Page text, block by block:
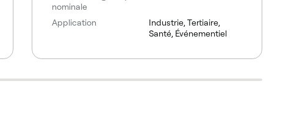
nominale
Application
Industrie, Tertiaire,
Santé, Événementiel